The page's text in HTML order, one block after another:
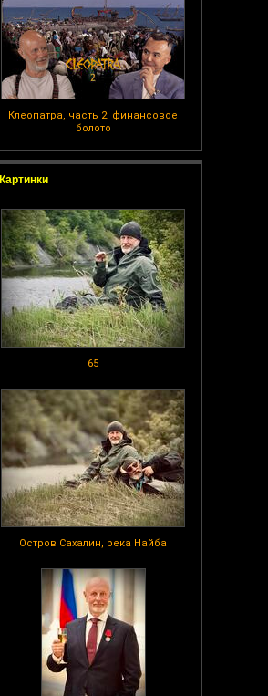
Клеопатра, часть 2: финансовое
болото
Картинки
65
Остров Сахалин, река Найба